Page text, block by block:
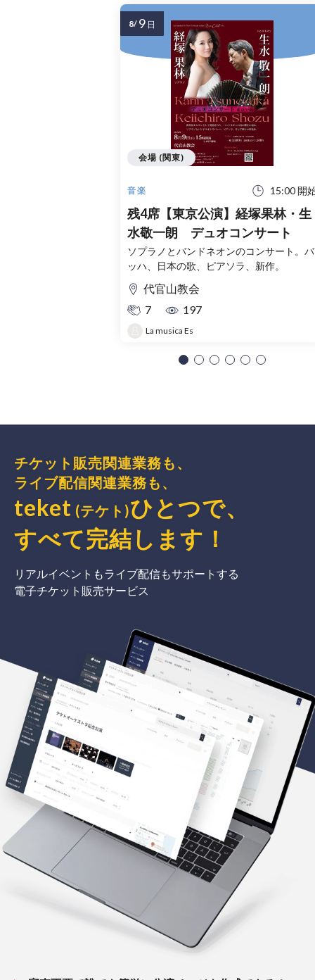
音楽 15:00 開
残4席【東京公演】経塚果林・生
水敬一朗 デュオコンサート
ソプラノとバンドネオンのコンサート。バ
ッハ、日本の歌、ピアソラ、新作。
代官山教会
7
197
La musica Es
会場 (関東)
8/ 9 日
チケット販売関連業務も、
ライブ配信関連業務も、
teket (テケト)ひとつで、
すべて完結 します ！
リアルイベントもライブ配信もサポートする
電子チケット販売サービス